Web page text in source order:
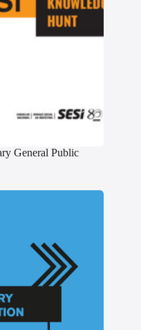
General Public